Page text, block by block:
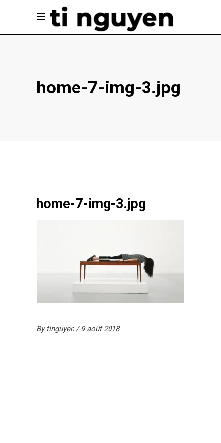
home-7-img-3.jpg
home-7-img-3.jpg
By tinguyen 9 août 2018